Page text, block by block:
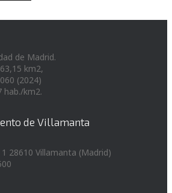
de Madrid.
km2,
(2024)
hab./km2.
de Villamanta
1 28610 Villamanta (Madrid)